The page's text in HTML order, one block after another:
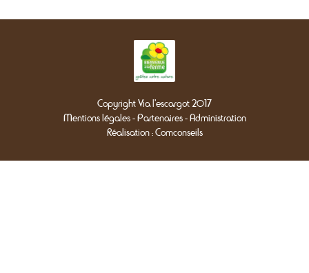
Copyright Via l'escargot 2017
Mentions légales- Partenaires- Administration
Réalisation : Comconseils